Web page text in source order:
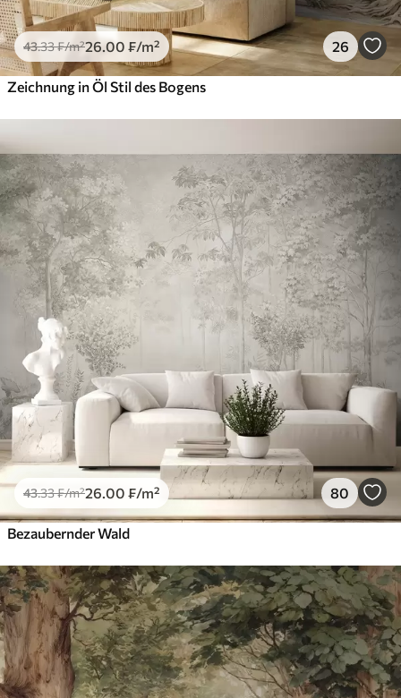
43.33₣/m²26.00 ₣/m² 26
Zeichnung in Öl Stil des Bogens
43.33₣/m²26 .00 ₣/m² 80
Bezaubernder Wald